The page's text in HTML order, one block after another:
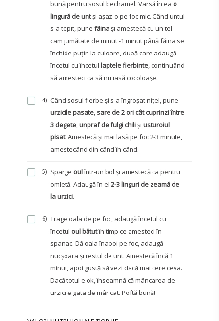
bună pentru sosul bechamel. Varsă în ea o
lingură de untși așaz-o pe foc mic. Când untul
s-a topit, pune făinași amestecă cu un tel
cam jumătate de minut -1 minut până făina se
închide puțin la culoare, după care adaugă
încetul cu încetul laptele fierbinte, continuând
să amesteci ca să nu iasă cocoloașe.
4) Când sosul fierbe și s-a îngroșat nițel, pune
urzicile pasate,sare de 2 ori cât cuprinzi între
3 degete,unpraf de fulgi chiliși usturoiul
pisat. Amestecă și mai lasă pe foc 2-3 minute,
amestecând din când în când.
5) Sparge oulîntr-un bol și amestecă ca pentru
omletă. Adaugă în el 2-3 linguri de zeamă de
la urzici.
6) Trage oala de pe foc, adaugă încetul cu
încetul oul bătutîn timp ce amesteci în
spanac. Dă oala înapoi pe foc, adaugă
nucșoara și restul de unt. Amestecă încă 1
minut, apoi gustă să vezi dacă mai cere ceva.
Dacă totul e ok, înseamnă că mâncarea de
urzici e gata de mâncat. Poftă bună!